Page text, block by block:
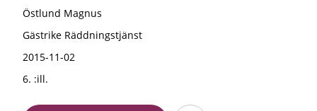
Östlund Magnus
Gästrike Räddningstjänst
2015-11-02
6. :ill.